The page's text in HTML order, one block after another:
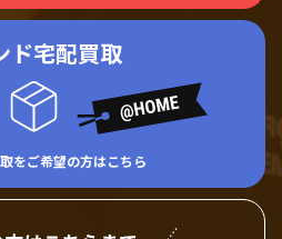
ド宅配買取
をご希望の方はこちら